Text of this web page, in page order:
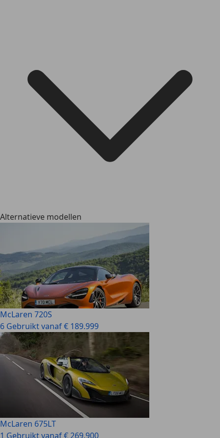
Alternatieve modellen
McLaren 720S
6 Gebruikt vanaf € 189.999
McLaren 675LT
1 Gebruikt vanaf € 269.900